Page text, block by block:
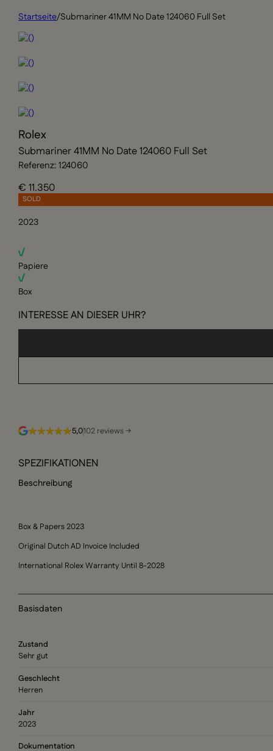
Startseite/Submariner 41MM No Date 124060 Full Set
Rolex
Submariner 41MM No Date 124060 Full Set
Referenz: 124060
€ 11.350
SOLD
2023
Papiere
Box
INTERESSE AN DIESER UHR?
5,0102 reviews →
SPEZIFIKATIONEN
Beschreibung
Box & Papers 2023
Original Dutch AD Invoice Included
International Rolex Warranty Until 8-2028
Basisdaten
Zustand
Sehr gut
Geschlecht
Herren
Jahr
2023
Dokumentation